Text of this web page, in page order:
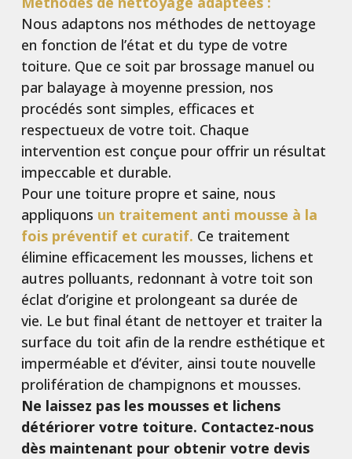
Nous adaptons nos méthodes de nettoyage
en fonction de l’état et du type de votre
toiture. Que ce soit par brossage manuel ou
par balayage à moyenne pression, nos
procédés sont simples, efficaces et
respectueux de votre toit. Chaque
intervention est conçue pour offrir un résultat
impeccable et durable.
Pour une toiture propre et saine, nous
appliquons un traitement anti mousse à la
fois préventif et curatif. Ce traitement
élimine efficacement les mousses, lichens et
autres polluants, redonnant à votre toit son
éclat d’origine et prolongeant sa durée de
vie. Le but final étant de nettoyer et traiter la
surface du toit afin de la rendre esthétique et
imperméable et d’éviter, ainsi toute nouvelle
prolifération de champignons et mousses.
Ne laissez pas les mousses et lichens
détériorer votre toiture. Contactez-nous
dès maintenant pour obtenir votre devis